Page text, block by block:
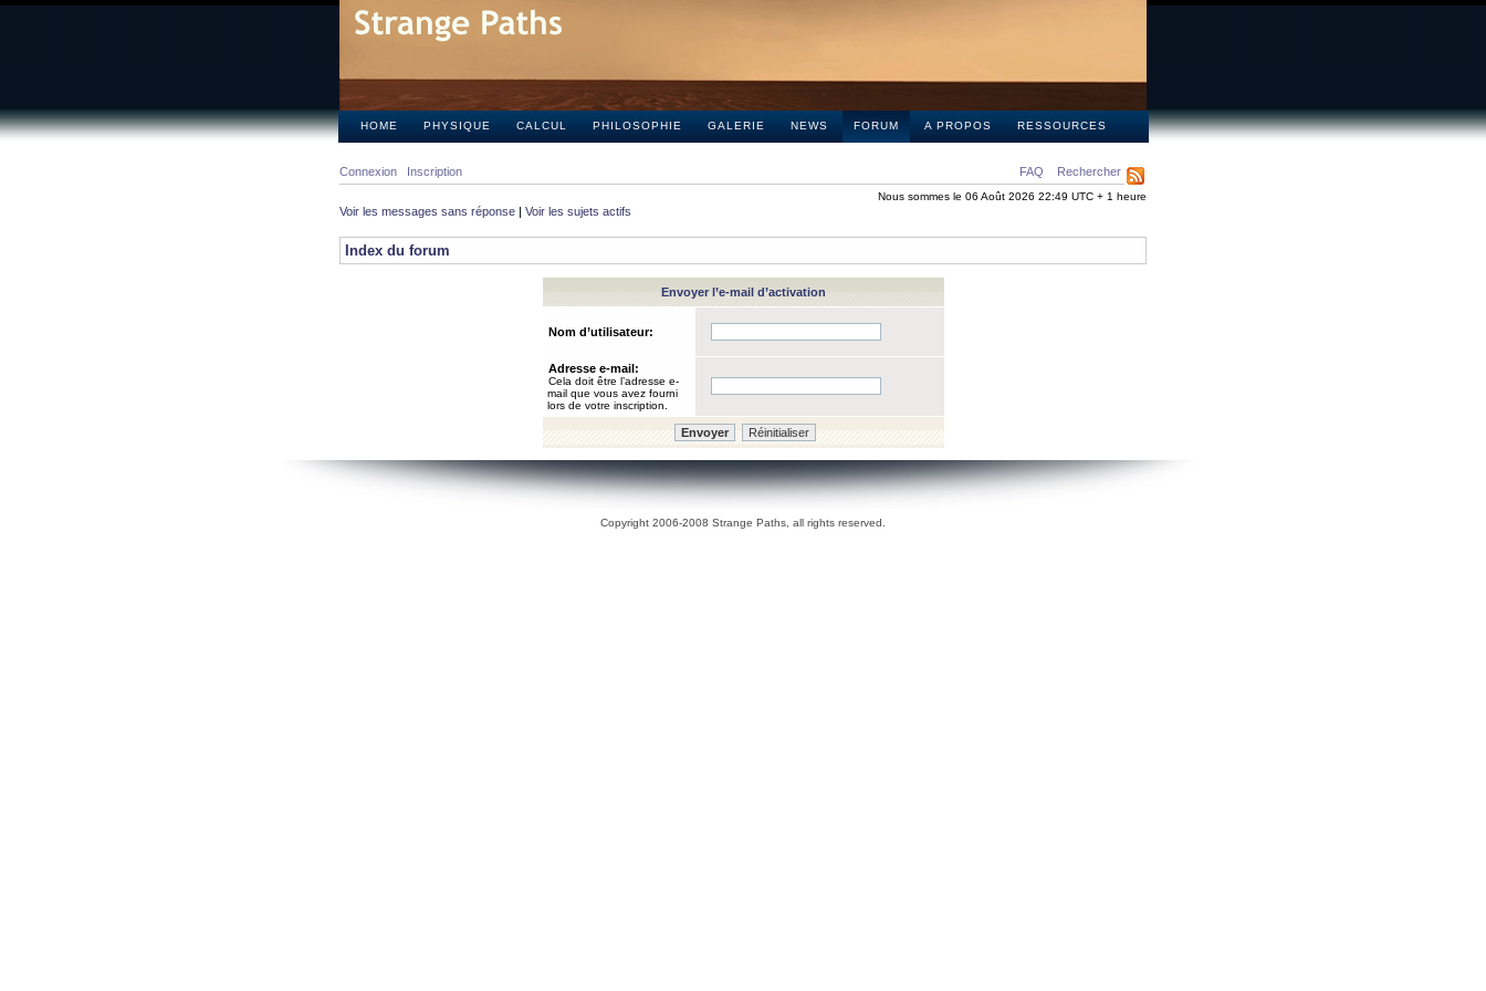
HOME PHYSIQUE CALCUL PHILOSOPHIE GALERIE NEWS FORUM A PROPOS RESSOURCES
FAQ Rechercher
Connexion Inscription
Nous sommes le 06 Août 2026 22:49 UTC + 1 heure
Voir les messages sans réponse | Voir les sujets actifs
Index du forum
Envoyer l’e-mail d’activation
Nom d’utilisateur:
Adresse e-mail:
Cela doit être l’adresse e-
mail que vous avez fourni
lors de votre inscription.
Copyright 2006-2008 Strange Paths, all rights reserved.